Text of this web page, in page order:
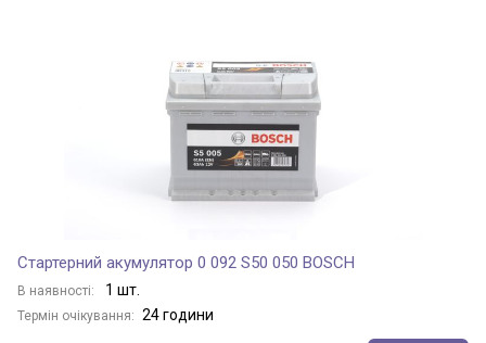
Стартерний акумулятор 0 092 S50 050 BOSCH
В наявності: 1 шт.
Термін очікування: 24 години